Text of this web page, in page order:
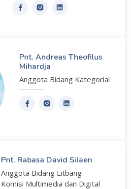
Pnt. Andreas Theofilus
Mihardja
Anggota Bidang Kategorial
Pnt. Rabasa David Silaen
Anggota Bidang Litbang -
Komisi Multimedia dan Digital